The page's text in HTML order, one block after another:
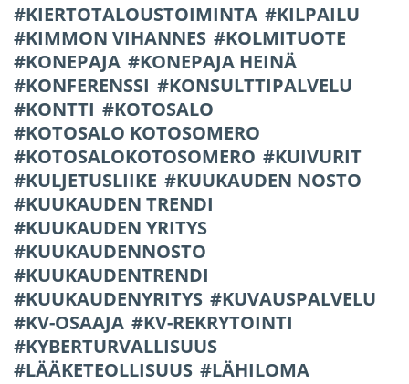
KIERTOTALOUSTOIMINTA
KILPAILU
KIMMON VIHANNES
KOLMITUOTE
KONEPAJA
KONEPAJA HEINÄ
KONFERENSSI
KONSULTTIPALVELU
KONTTI
KOTOSALO
KOTOSALO KOTOSOMERO
KOTOSALOKOTOSOMERO
KUIVURIT
KULJETUSLIIKE
KUUKAUDEN NOSTO
KUUKAUDEN TRENDI
KUUKAUDEN YRITYS
KUUKAUDENNOSTO
KUUKAUDENTRENDI
KUUKAUDENYRITYS
KUVAUSPALVELU
KV-OSAAJA
KV-REKRYTOINTI
KYBERTURVALLISUUS
LÄÄKETEOLLISUUS
LÄHILOMA